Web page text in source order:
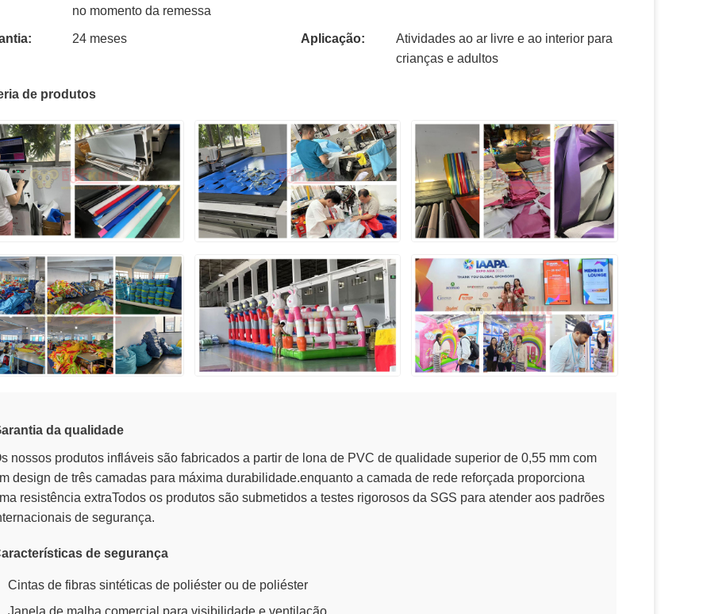
no momento da remessa
24 meses Aplicação:
Atividades ao ar livre e ao interior para
crianças e adultos
de produtos
da qualidade
nossos produtos infláveis são fabricados a partir de lona de PVC de qualidade superior de 0,55 mm com
design de três camadas para máxima durabilidade.enquanto a camada de rede reforçada proporciona
resistência extraTodos os produtos são submetidos a testes rigorosos da SGS para atender aos padrões
de segurança.
de segurança
Cintas de fibras sintéticas de poliéster ou de poliéster